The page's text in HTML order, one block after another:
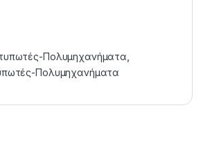
Πολυμηχανήματα,
Πολυμηχανήματα